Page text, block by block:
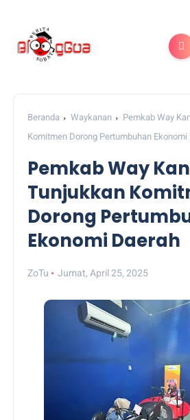
Beranda Waykanan
Pemkab Way
Komitmen Dorong Pertumbuhan Ekonomi
Pemkab Way
Tunjukkan
Dorong
Ekonomi Daerah
ZoTu Jumat, April 25, 2025